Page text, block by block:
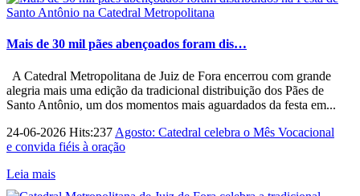
Mais de 30 mil pães abençoados foram dis…
A Catedral Metropolitana de Juiz de Fora encerrou com grande
alegria mais uma edição da tradicional distribuição dos Pães de
Santo Antônio, um dos momentos mais aguardados da festa em...
24-06-2026 Hits:237 Agosto: Catedral celebra o Mês Vocacional
e convida fiéis à oração
Leia mais